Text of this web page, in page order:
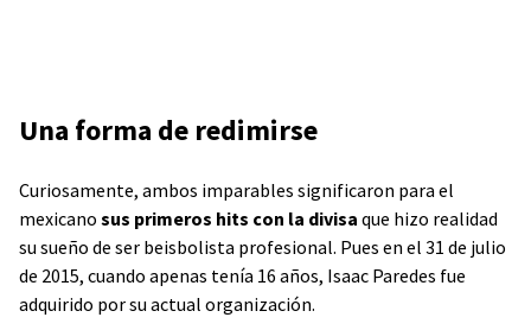
Una forma de redimirse
Curiosamente, ambos imparables significaron para el
mexicano sus primeros hits con la divisa que hizo realidad
su sueño de ser beisbolista profesional. Pues en el 31 de julio
de 2015, cuando apenas tenía 16 años, Isaac Paredes fue
adquirido por su actual organización.